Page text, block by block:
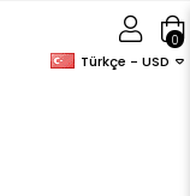
Türkçe - USD
0